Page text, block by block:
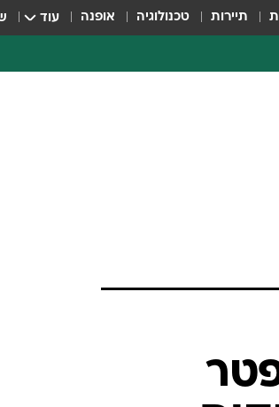
תיירות טכנולוגיה אופנה עוד